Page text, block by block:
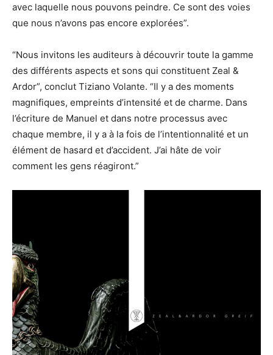
avec laquelle nous pouvons peindre. Ce sont des voies
que nous n’avons pas encore explorées”.
“Nous invitons les auditeurs à découvrir toute la gamme
des différents aspects et sons qui constituent Zeal &
Ardor”, conclut Tiziano Volante. “Il y a des moments
magnifiques, empreints d’intensité et de charme. Dans
l’écriture de Manuel et dans notre processus avec
chaque membre, il y a à la fois de l’intentionnalité et un
élément de hasard et d’accident. J’ai hâte de voir
comment les gens réagiront.”